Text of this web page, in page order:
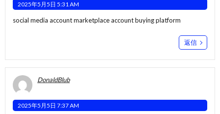
2025年5月5日 5:31 AM
social media account marketplaceaccount buying platform
返信
DonaldBlub
2025年5月5日 7:37 AM